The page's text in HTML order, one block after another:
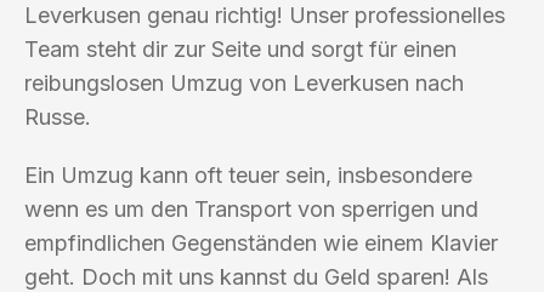
Leverkusen genau richtig! Unser professionelles
Team steht dir zur Seite und sorgt für einen
reibungslosen Umzug von Leverkusen nach
Russe.
Ein Umzug kann oft teuer sein, insbesondere
wenn es um den Transport von sperrigen und
empfindlichen Gegenständen wie einem Klavier
geht. Doch mit uns kannst du Geld sparen! Als